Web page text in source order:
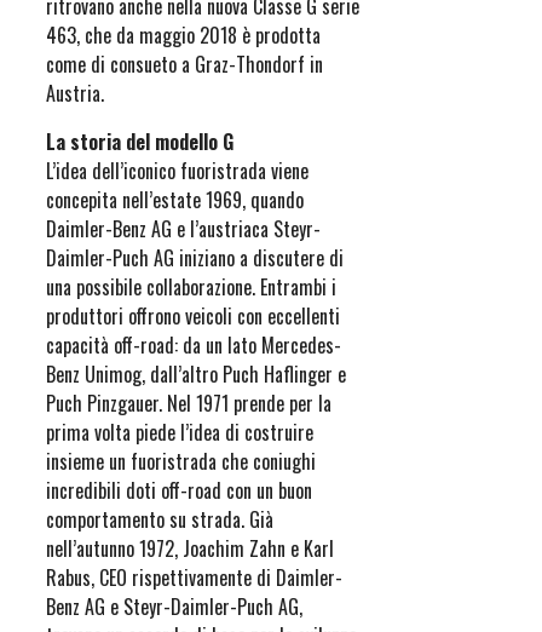
463, che da maggio 2018 è prodotta
come di consueto a Graz-Thondorf in
Austria.
La storia del modello G
L’idea dell’iconico fuoristrada viene
concepita nell’estate 1969, quando
Daimler-Benz AG e l’austriaca Steyr-
Daimler-Puch AG iniziano a discutere di
una possibile collaborazione. Entrambi i
produttori offrono veicoli con eccellenti
capacità off-road: da un lato Mercedes-
Benz Unimog, dall’altro Puch Haflinger e
Puch Pinzgauer. Nel 1971 prende per la
prima volta piede l’idea di costruire
insieme un fuoristrada che coniughi
incredibili doti off-road con un buon
comportamento su strada. Già
nell’autunno 1972, Joachim Zahn e Karl
Rabus, CEO rispettivamente di Daimler-
Benz AG e Steyr-Daimler-Puch AG,